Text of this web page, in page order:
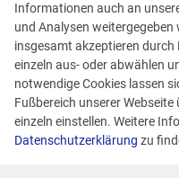
Informationen auch an
und Analysen weitergegeben
insgesamt akzeptieren durch
einzeln aus- oder abwählen
notwendige Cookies lassen
Fußbereich unserer Webseite
einzeln einstellen. Weitere
Datenschutzerklärung zu